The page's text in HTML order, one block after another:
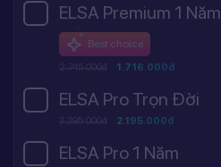
ELSA Premium 1 Năm
Best choice
2.745.000đ 1.716.000đ
ELSA Pro Trọn Đời
3.395.000đ 2.195.000đ
ELSA Pro 1 Năm